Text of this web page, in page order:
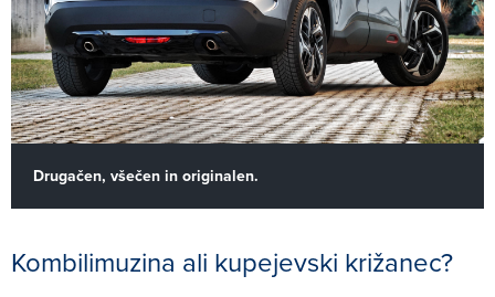
Drugačen, všečen in originalen.
Kombilimuzina ali kupejevski križanec?